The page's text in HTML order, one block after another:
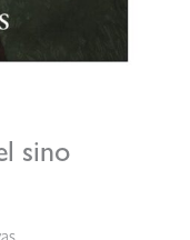
sino